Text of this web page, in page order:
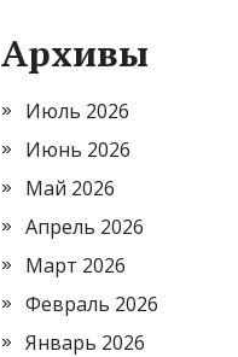
Архивы
Июль 2026
Июнь 2026
Май 2026
Апрель 2026
Март 2026
Февраль 2026
Январь 2026